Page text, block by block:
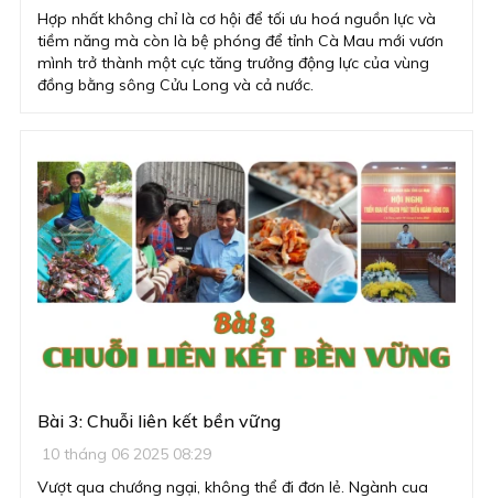
Hợp nhất không chỉ là cơ hội để tối ưu hoá nguồn lực và
tiềm năng mà còn là bệ phóng để tỉnh Cà Mau mới vươn
mình trở thành một cực tăng trưởng động lực của vùng
đồng bằng sông Cửu Long và cả nước.
Bài 3: Chuỗi liên kết bền vững
10 tháng 06 2025 08:29
Vượt qua chướng ngại, không thể đi đơn lẻ. Ngành cua